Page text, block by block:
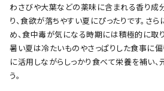
わさびや大葉などの薬味に含まれる香り成
り、食欲が落ちやすい夏にぴったりです。さ
め、食中毒が気になる時期には積極的に取
暑い夏は冷たいものやさっぱりした食事に
に活用しながらしっかり食べて栄養を補い、
う。